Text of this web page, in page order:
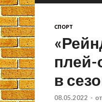
СПОРТ
в
08.05.2022 - от